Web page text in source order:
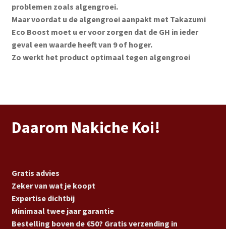
problemen zoals algengroei.
Maar voordat u de algengroei aanpakt met Takazumi
Eco Boost moet u er voor zorgen dat de GH in ieder
geval een waarde heeft van 9 of hoger.
Zo werkt het product optimaal tegen algengroei
Daarom Nakiche Koi!
Gratis advies
Zeker van wat je koopt
Expertise dichtbij
Minimaal twee jaar garantie
Bestelling boven de €50? Gratis verzending in